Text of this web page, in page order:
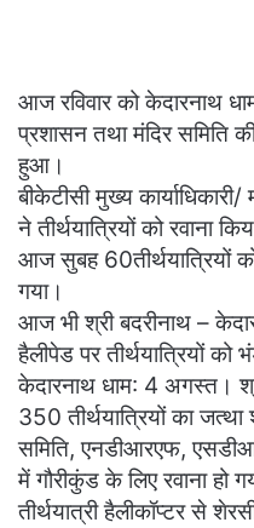
आज रविवार को केदारनाथ
प्रशासन तथा मंदिर समिति
हुआ।
बीकेटीसी मुख्य
ने तीर्थयात्रियों को रवाना
आज सुबह 60तीर्थयात्रियों
गया।
आज भी श्री बदरीनाथ –
हैलीपेड पर तीर्थयात्रियों को
केदारनाथ धाम: 4 अगस्त।
350 तीर्थयात्रियों का
समिति, एनडीआरएफ,
में गौरीकुंड के लिए रवाना
तीर्थयात्री हैलीकॉप्टर से